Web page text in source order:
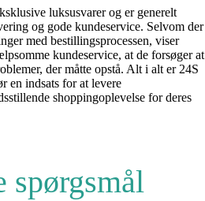
luksusvarer og er generelt
og gode kundeservice. Selvom der
med bestillingsprocessen, viser
kundeservice, at de forsøger at
der måtte opstå. Alt i alt er 24S
en indsats for at levere
shoppingoplevelse for deres
spørgsmål